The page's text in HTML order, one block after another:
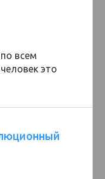
всем
это